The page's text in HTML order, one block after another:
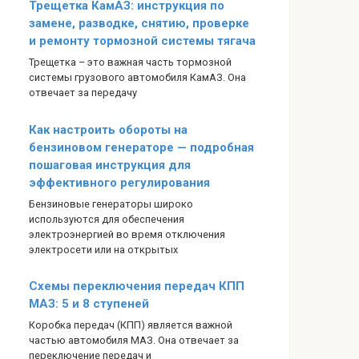
Трещетка КамАЗ: инструкция по
замене, разводке, снятию, проверке
и ремонту тормозной системы тягача
Трещетка – это важная часть тормозной
системы грузового автомобиля КамАЗ. Она
отвечает за передачу
Как настроить обороты на
бензиновом генераторе — подробная
пошаговая инструкция для
эффективного регулирования
Бензиновые генераторы широко
используются для обеспечения
электроэнергией во время отключения
электросети или на открытых
Схемы переключения передач КПП
МАЗ: 5 и 8 ступеней
Коробка передач (КПП) является важной
частью автомобиля МАЗ. Она отвечает за
переключение передач и